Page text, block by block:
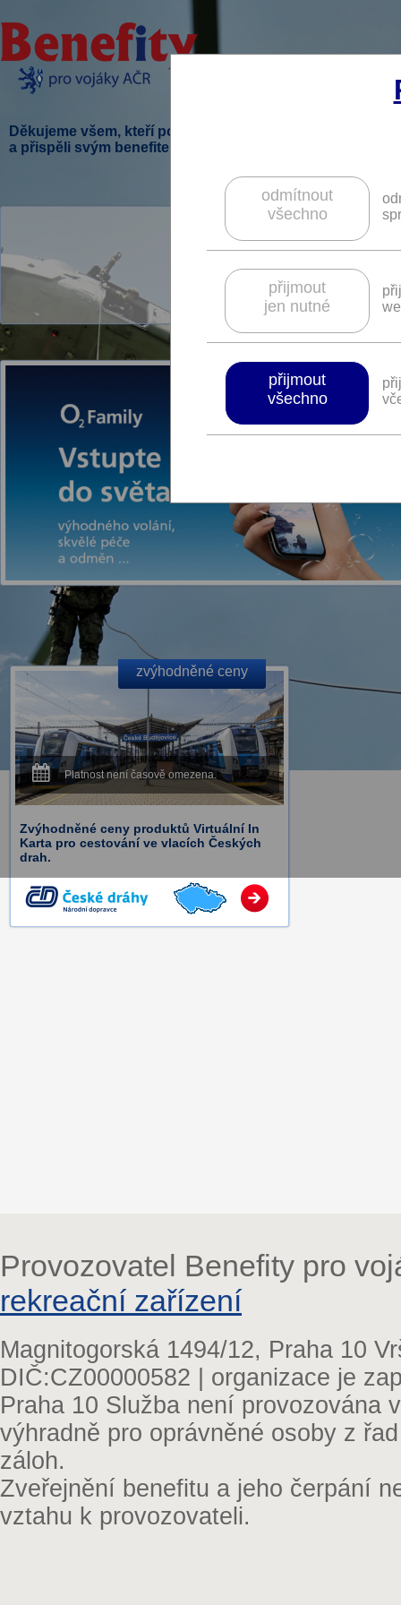
Děkujeme všem, kteří podpořili tento projekt
a přispěli svým benefitem.
odmítnout
všechno
přijmout
jen nutné
přijmout
všechno
V této sekci je
zvýhodněné ceny
Platnost není časově omezena.
Zvýhodněné ceny produktů Virtuální In
Karta pro cestování ve vlacích Českých
drah.
Provozovatel Benefity pro
rekreační zařízení
Magnitogorská 1494/12, Praha 10
DIČ:CZ00000582 | organizace je
Praha 10 Služba není provozována
výhradně pro oprávněné osoby z
záloh.
Zveřejnění benefitu a jeho čerpání
vztahu k provozovateli.